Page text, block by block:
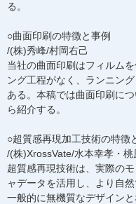
る。
○曲面印刷の特徴と事例
/(株)秀峰/村岡右己
当社の曲面印刷はフィルム
ング工程がなく、ランニン
ある。本稿では曲面印刷に
ら紹介する。
○超質感再現加工技術の特徴
/(株)XrossVate/水本幸孝・桃
超質感再現技術は、実際の
ャデータを活用し、より自
一般的に無機質なデザイン